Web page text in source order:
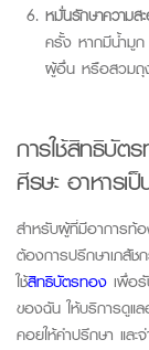
หมั่นรักษาความส
ครั้ง หากมีน้ำมู
ผู้อื่น หรือสวมถุง
การใช้สิทธิบัต
ศีรษะอาหารเ
สำหรับผู้ที่มีอาการท้อ
ต้องการปรึกษาเภสั
ใช้สิทธิบัตรทอง เพื่อ
ของฉัน ให้บริการดูแ
คอยให้คำปรึกษา และจ่